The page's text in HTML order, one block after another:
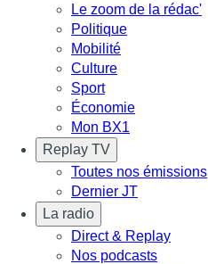
Le zoom de la rédac'
Politique
Mobilité
Culture
Sport
Économie
Mon BX1
Replay TV
Toutes nos émissions
Dernier JT
La radio
Direct & Replay
Nos podcasts